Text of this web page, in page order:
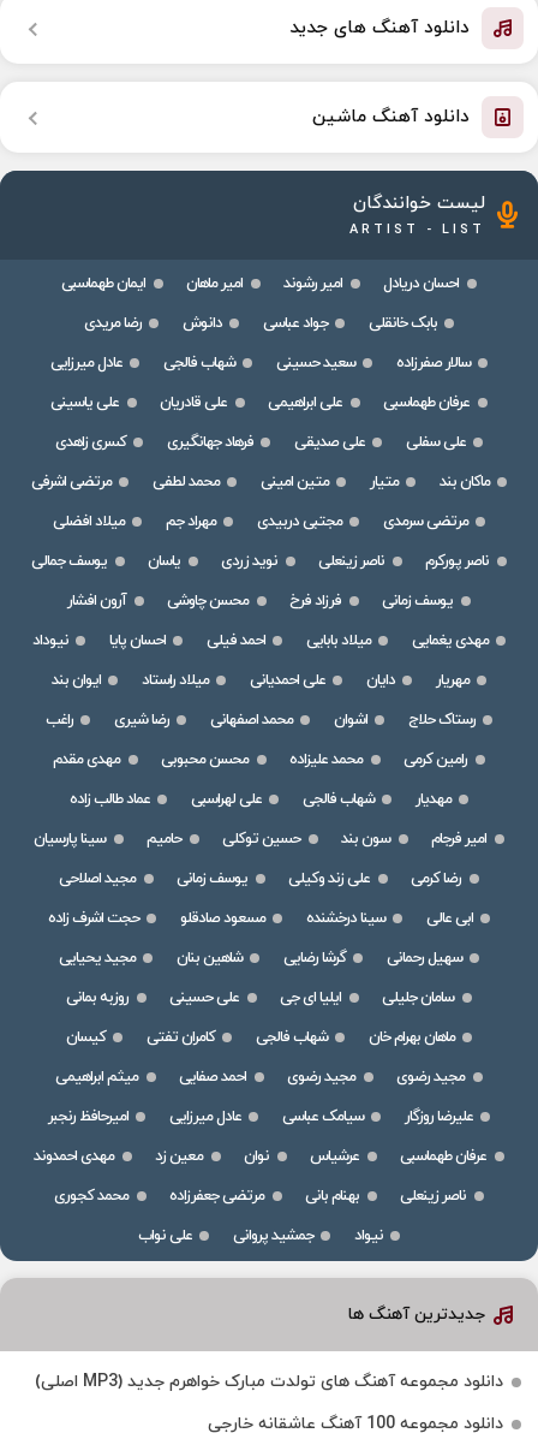
دانلود آهنگ های جدید
دانلود آهنگ ماشین
لیست خوانندگان
ARTIST - LIST
احسان دریادل امیر رشوند امیر ماهان
ایمان طهماسبی
بابک خانقلی
جواد عباسی دانوش
رضا مریدی
سالار صفرزاده
سعید حسینی شهاب فالجی
عادل میرزایی
عرفان طهماسبی
علی ابراهیمی علی قادریان
علی یاسینی
علی سفلی
علی صدیقی فرهاد جهانگیری
کسری زاهدی
ماکان بند
متیار متین امینی محمد لطفی
مرتضی اشرفی
مرتضی سرمدی
مجتبی دربیدی مهراد جم
میلاد افضلی
ناصر پورکرم
ناصر زینعلی نوید زردی یاسان
یوسف جمالی
یوسف زمانی
فرزاد فرخ محسن چاوشی
آرون افشار
مهدی یغمایی
میلاد بابایی احمد فیلی احسان پایا
نیوداد
مهریار
دایان علی احمدیانی میلاد راستاد
ایوان بند
رستاک حلاج
اشوان محمد اصفهانی رضا شیری
راغب
رامین کرمی
محمد علیزاده محسن محبوبی
مهدی مقدم
مهدیار
شهاب فالجی علی لهراسبی
عماد طالب زاده
امیر فرجام
سون بند حسین توکلی حامیم
سینا پارسیان
رضا کرمی
علی زند وکیلی یوسف زمانی
مجید اصلاحی
ابی عالی
سینا درخشنده مسعود صادقلو
حجت اشرف زاده
سهیل رحمانی
گرشا رضایی شاهین بنان
مجید یحیایی
سامان جلیلی
ایلیا ای جی علی حسینی
روزبه بمانی
ماهان بهرام خان
شهاب فالجی کامران تفتی
کیسان
مجید رضوی
مجید رضوی احمد صفایی
میثم ابراهیمی
علیرضا روزگار
سیامک عباسی عادل میرزایی
امیرحافظ رنجبر
عرفان طهماسبی
عرشیاس نوان معین زد
مهدی احمدوند
ناصر زینعلی
بهنام بانی مرتضی جعفرزاده
محمد کجوری
نیواد
جمشید پروانی علی نواب
جدیدترین آهنگ ها
دانلود مجموعه آهنگ های تولدت مبارک خواهرم جدید (MP3 اصلی)
دانلود مجموعه 100 آهنگ عاشقانه خارجی